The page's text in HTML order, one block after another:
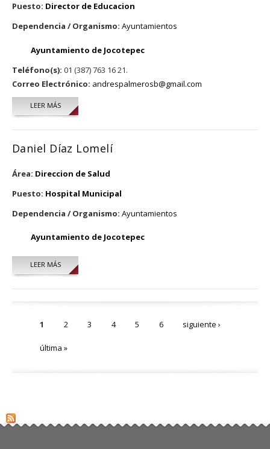
Puesto: Director de Educacion
Dependencia / Organismo: Ayuntamientos
Ayuntamiento de Jocotepec
Teléfono(s): 01 (387) 763 16 21.
Correo Electrónico: andrespalmerosb@gmail.com
LEER MÁSSOBRE ANDRÉS PALMEROS BARRADAS
Daniel Díaz Lomelí
Área: Direccion de Salud
Puesto: Hospital Municipal
Dependencia / Organismo: Ayuntamientos
Ayuntamiento de Jocotepec
LEER MÁSSOBRE DANIEL DÍAZ LOMELÍ
1 2 3 4 5 6 siguiente ›
última »